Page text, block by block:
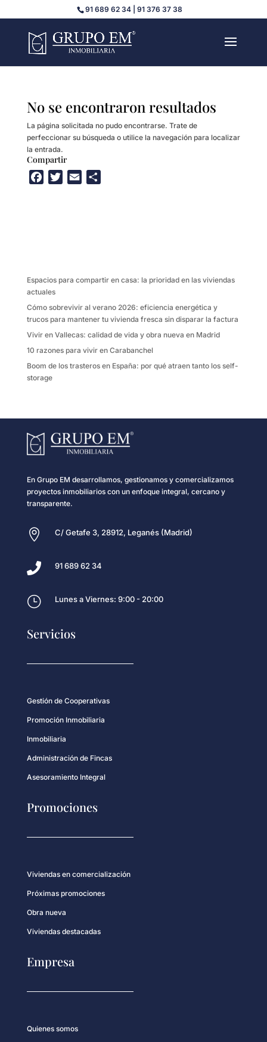
91 689 62 34 | 91 376 37 38
No se encontraron resultados
La página solicitada no pudo encontrarse. Trate de
perfeccionar su búsqueda o utilice la navegación para localizar
la entrada.
Compartir
k
i
Espacios para compartir en casa: la prioridad en las viviendas
actuales
Cómo sobrevivir al verano 2026: eficiencia energética y
trucos para mantener tu vivienda fresca sin disparar la factura
Vivir en Vallecas: calidad de vida y obra nueva en Madrid
10 razones para vivir en Carabanchel
Boom de los trasteros en España: por qué atraen tanto los self-
storage
En Grupo EM desarrollamos, gestionamos y comercializamos
proyectos inmobiliarios con un enfoque integral, cercano y
transparente.
 C/ Getafe 3, 28912, Leganés (Madrid)
 91 689 62 34
} Lunes a Viernes: 9:00 - 20:00
Servicios
Gestión de Cooperativas
Promoción Inmobiliaria
Inmobiliaria
Administración de Fincas
Asesoramiento Integral
Promociones
Viviendas en comercialización
Próximas promociones
Obra nueva
Viviendas destacadas
Empresa
Quienes somos